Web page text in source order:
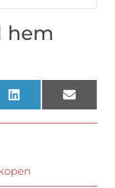
hem
LinkedIn Email